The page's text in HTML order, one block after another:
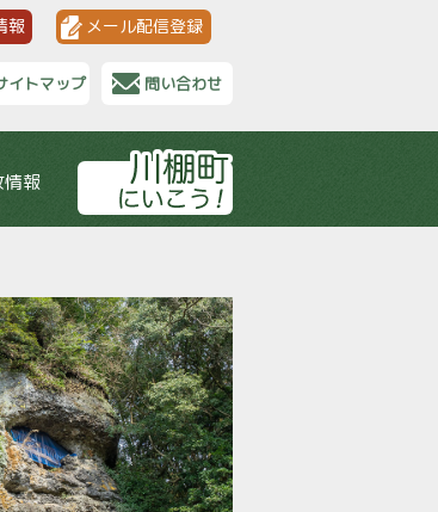
報 メール配信登録
イトマップ 問い合わせ
情報